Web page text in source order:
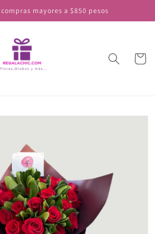
mayores a $850 pesos
Carrito